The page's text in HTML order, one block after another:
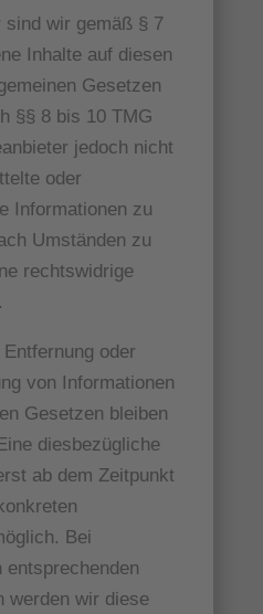
wir gemäß § 7
Inhalte auf diesen
Gesetzen
§§ 8 bis 10 TMG
jedoch nicht
oder
Informationen zu
Umständen zu
rechtswidrige
oder
von Informationen
Gesetzen bleiben
diesbezügliche
ab dem Zeitpunkt
Bei
entsprechenden
werden wir diese